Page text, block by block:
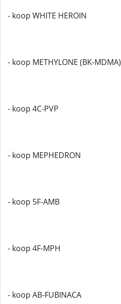
- koop WHITE HEROIN
- koop METHYLONE (BK-MDMA)
- koop 4C-PVP
- koop MEPHEDRON
- koop 5F-AMB
- koop 4F-MPH
- koop AB-FUBINACA